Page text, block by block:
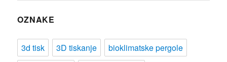
OZNAKE
3d tisk 3D tiskanje
bioklimatske pergole